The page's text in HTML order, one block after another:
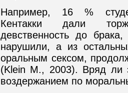
Например, 16 %
Кентакки дали
девственность до
нарушили, а из
оральным сексом,
(Klein M., 2003). Вряд ли
воздержанием по